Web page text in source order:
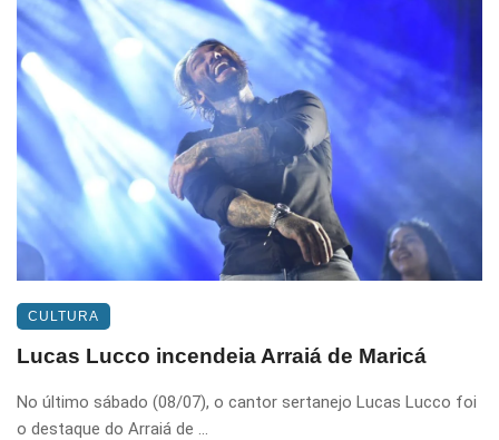
CULTURA
Lucas Lucco incendeia Arraiá de Maricá
No último sábado (08/07), o cantor sertanejo Lucas Lucco foi
o destaque do Arraiá de ...